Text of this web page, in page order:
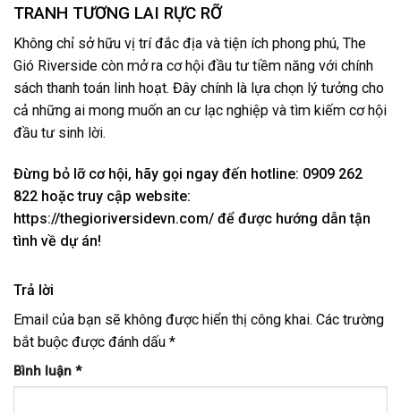
TRANH TƯƠNG LAI RỰC RỠ
Không chỉ sở hữu vị trí đắc địa và tiện ích phong phú, The
Gió Riverside còn mở ra cơ hội đầu tư tiềm năng với chính
sách thanh toán linh hoạt. Đây chính là lựa chọn lý tưởng cho
cả những ai mong muốn an cư lạc nghiệp và tìm kiếm cơ hội
đầu tư sinh lời.
Đừng bỏ lỡ cơ hội, hãy gọi ngay đến hotline: 0909 262
822 hoặc truy cập website:
https://thegioriversidevn.com/ để được hướng dẫn tận
tình về dự án!
Trả lời
Email của bạn sẽ không được hiển thị công khai. Các trường
bắt buộc được đánh dấu *
Bình luận *